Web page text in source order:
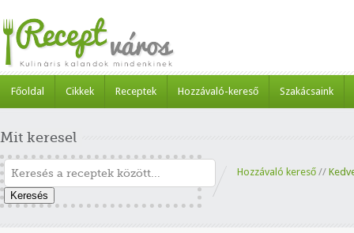
Főoldal Cikkek Receptek Hozzávaló-kereső Szakácsaink
Mit keresel
Keresés
Hozzávaló kereső //